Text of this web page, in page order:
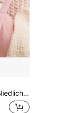
Stirnband Set für Neugeborene Baby-Jungen